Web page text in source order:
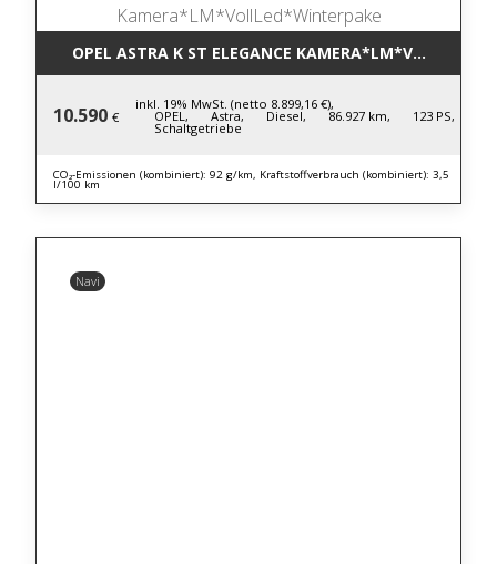
OPEL ASTRA K ST ELEGANCE
10.590 €
inkl. 19% MwSt. (netto 8.899,16 €),
OPEL, Astra, Diesel, 86.927 km, 123 PS,
Schaltgetriebe
CO₂-Emissionen (kombiniert): 92 g/km, Kraftstoffverbrauch (kombiniert): 3,5
l/100 km
Navi